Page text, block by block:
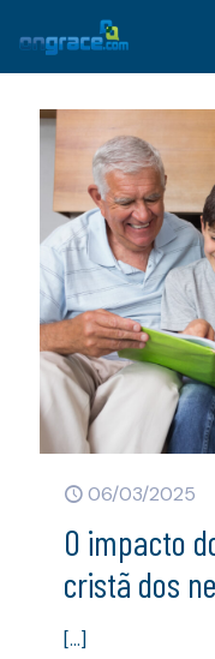
06/03/2025
O impacto
cristã dos
[…]